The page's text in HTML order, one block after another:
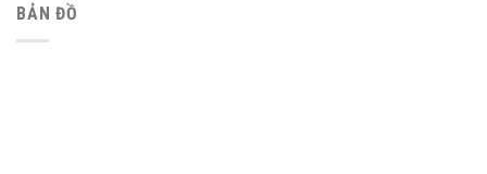
BẢN ĐỒ